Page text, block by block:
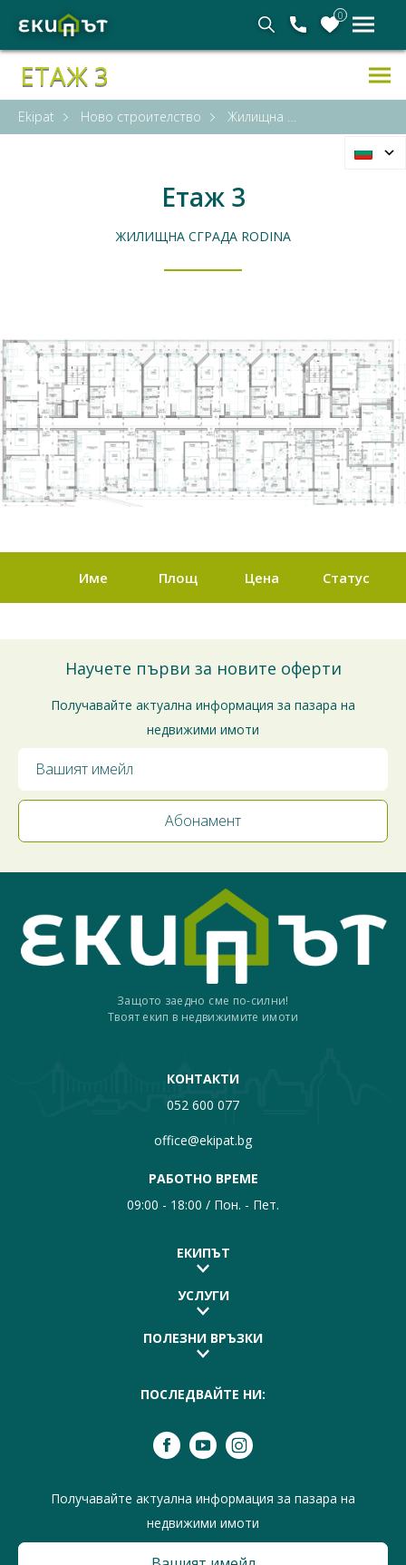
0
ЕТАЖ 3
Ekipat Ново строителство Жилищна сграда Rodina
Етаж 3
ЖИЛИЩНА СГРАДА RODINA
Име Площ Цена Статус
Научете първи за новите оферти
Получавайте актуална информация за пазара на
недвижими имоти
Защото заедно сме по-силни!
Твоят екип в недвижимите имоти
КОНТАКТИ
052 600 077
office@ekipat.bg
РАБОТНО ВРЕМЕ
09:00 - 18:00 / Пон. - Пет.
ЕКИПЪТ
УСЛУГИ
ПОЛЕЗНИ ВРЪЗКИ
ПОСЛЕДВАЙТЕ НИ:
Получавайте актуална информация за пазара на
недвижими имоти